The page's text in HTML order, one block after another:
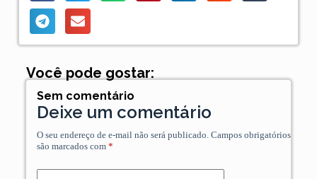
Você pode gostar:
Sem comentário
Deixe um comentário
O seu endereço de e-mail não será publicado. Campos obrigatórios
são marcados com *